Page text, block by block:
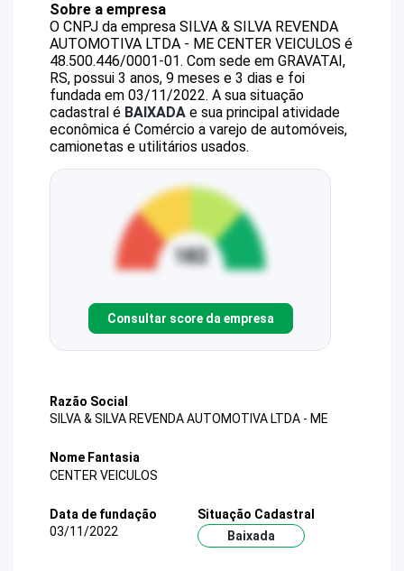
Sobre a empresa
O CNPJ da empresa SILVA & SILVA REVENDA
AUTOMOTIVA LTDA - ME CENTER VEICULOS é
48.500.446/0001-01. Com sede em GRAVATAI,
RS, possui 3 anos, 9 meses e 3 dias e foi
fundada em 03/11/2022. A sua situação
cadastral é BAIXADA e sua principal atividade
econômica é Comércio a varejo de automóveis,
camionetas e utilitários usados.
Consultar score da empresa
Razão Social
SILVA & SILVA REVENDA AUTOMOTIVA LTDA - ME
Nome Fantasia
CENTER VEICULOS
Data de fundação
03/11/2022
Situação Cadastral
Baixada